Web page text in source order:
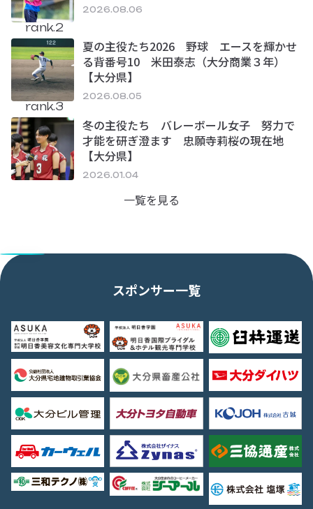
2026.08.06
rank.2
夏の主役たち2026 野球 エースを輝かせ
る背番号10 米田泰志（大分商業３年）
【大分県】
2026.08.05
rank.3
冬の主役たち バレーボール女子 努力で
才能を研ぎ澄ます 忠願寺莉桜の現在地
【大分県】
2026.01.04
一覧を見る
スポンサー一覧